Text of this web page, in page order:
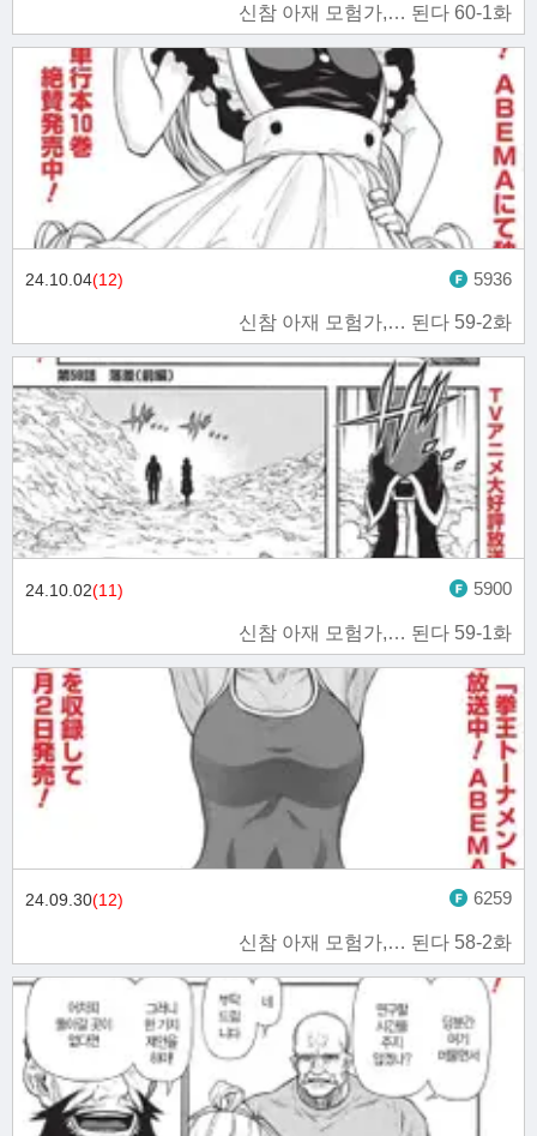
신참 아재 모험가,… 된다 60-1화
신참 아재 모험가,… 된다 59-2화
24.10.04(12) 5936
신참 아재 모험가,… 된다 59-1화
24.10.02(11) 5900
신참 아재 모험가,… 된다 58-2화
24.09.30(12) 6259